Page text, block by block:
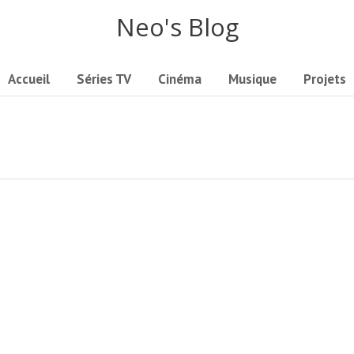
Neo's Blog
Accueil Séries TV Cinéma Musique Projets